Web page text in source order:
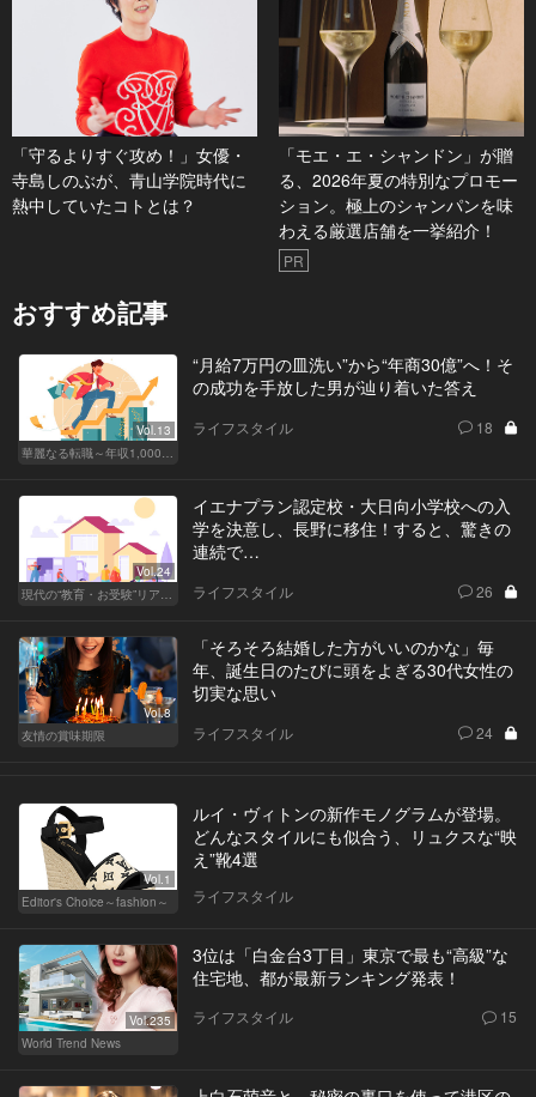
「守るよりすぐ攻め！」女優・
寺島しのぶが、青山学院時代に
熱中していたコトとは？
「モエ・エ・シャンドン」が贈
る、2026年夏の特別なプロモー
ション。極上のシャンパンを味
わえる厳選店舗を一挙紹介！
PR
おすすめ記事
Vol.13
華麗なる転職～年収1,000万超の道～
“月給7万円の皿洗い”から“年商30億”へ！そ
の成功を手放した男が辿り着いた答え
ライフスタイル 18
Vol.24
現代の“教育・お受験”リアルドキュメント
イエナプラン認定校・大日向小学校への入
学を決意し、長野に移住！すると、驚きの
連続で…
ライフスタイル 26
Vol.8
友情の賞味期限
「そろそろ結婚した方がいいのかな」毎
年、誕生日のたびに頭をよぎる30代女性の
切実な思い
ライフスタイル 24
Vol.1
Editor's Choice～fashion～
ルイ・ヴィトンの新作モノグラムが登場。
どんなスタイルにも似合う、リュクスな“映
え”靴4選
ライフスタイル
Vol.235
World Trend News
3位は「白金台3丁目」東京で最も“高級”な
住宅地、都が最新ランキング発表！
ライフスタイル 15